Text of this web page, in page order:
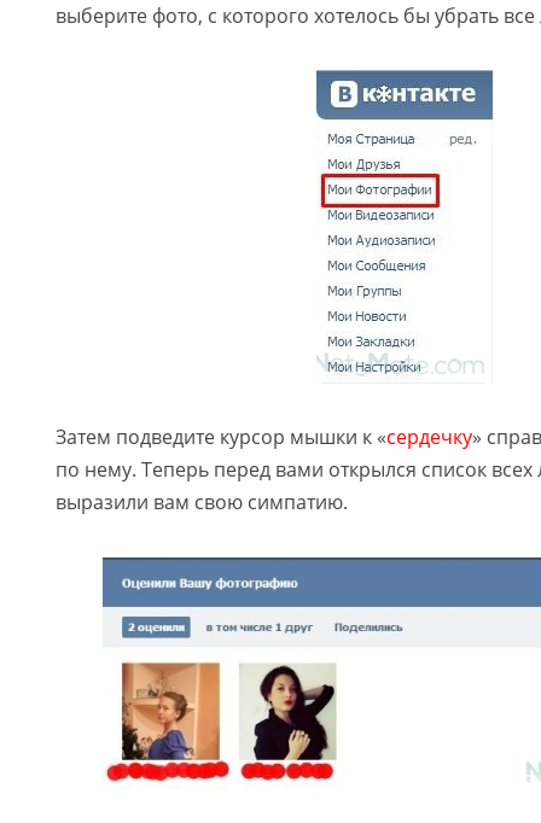
выберите фото, с которого хотелось бы убрать все
Затем подведите курсор мышки к «сердечку»
по нему. Теперь перед вами открылся список
выразили вам свою симпатию.